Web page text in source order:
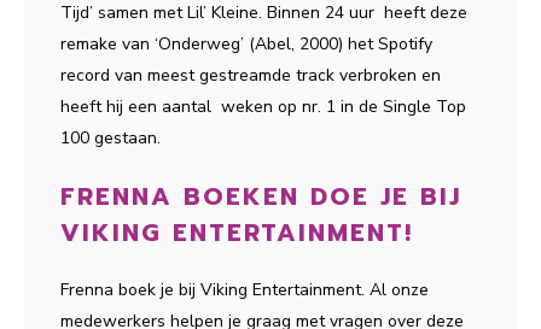
Tijd’ samen met Lil’ Kleine. Binnen 24 uur heeft deze
remake van ‘Onderweg’ (Abel, 2000) het Spotify
record van meest gestreamde track verbroken en
heeft hij een aantal weken op nr. 1 in de Single Top
100 gestaan.
FRENNA BOEKEN DOE JE BIJ
VIKING ENTERTAINMENT!
Frenna boek je bij Viking Entertainment. Al onze
medewerkers helpen je graag met vragen over deze